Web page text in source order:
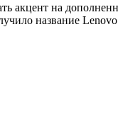
акцент на
название